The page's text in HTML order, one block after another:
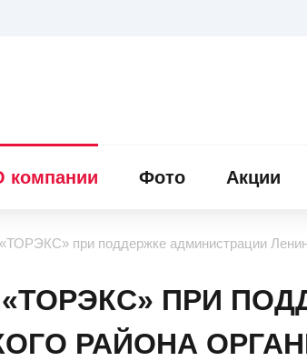
компании Фото Акции
при поддержке администрации
ПРИ
РАЙОНА